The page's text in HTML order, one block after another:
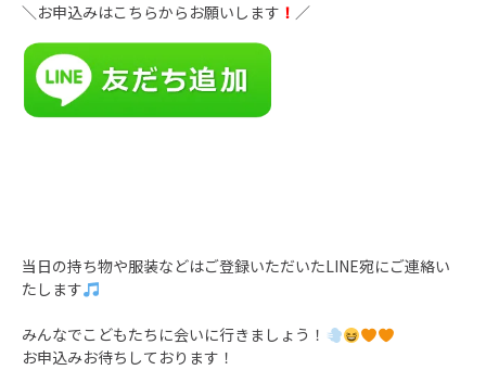
＼お申込みはこちらからお願いします ！ ／
当日の持ち物や服装などはご登録いただいたLINE宛にご連絡い
たします
みんなでこどもたちに会いに行きましょう！
お申込みお待ちしております！